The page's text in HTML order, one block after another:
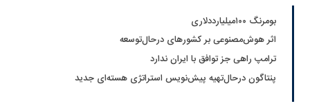
بومرنگ ۱۰۰میلیارددلاری
اثر هوش‌مصنوعی بر کشورهای درحال‌توسعه
ترامپ راهی جز توافق با ایران ندارد
پنتاگون درحال‌تهیه پیش‌نویس استراتژی هسته‌ای جدید